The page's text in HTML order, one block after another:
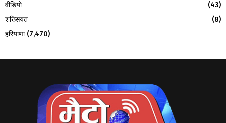
वीडियो
(43)
शख्सियत
(8)
हरियाणा(7,470)